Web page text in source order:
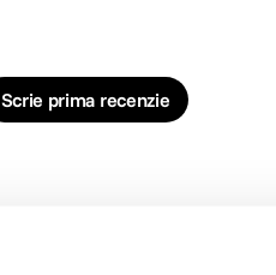
Scrie prima recenzie